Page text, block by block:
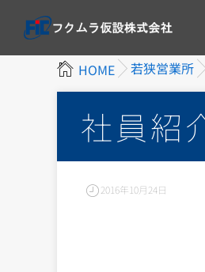
HOME 若狭営業所
社員紹
2016年10月24日